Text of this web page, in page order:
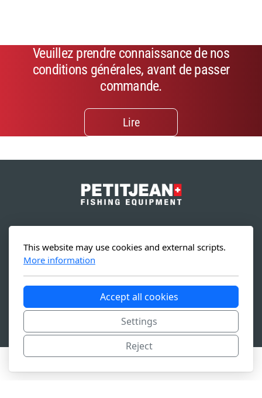
Veuillez prendre connaissance de nos
conditions générales, avant de passer
commande.
Lire
19 Li Po Avenue
Singapore 788 713
Copyright, tous droits réservés -Conditions générales
This website may use cookies and external scripts.
More information
Accept all cookies
Settings
Reject